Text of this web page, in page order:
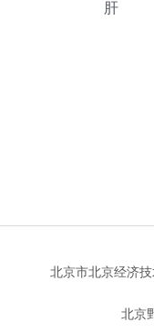
肝
北京市北京经济
北京